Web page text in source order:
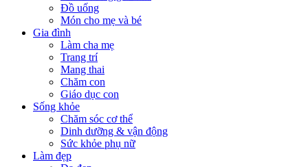
Đồ uống
Món cho mẹ và bé
Gia đình
Làm cha mẹ
Trang trí
Mang thai
Chăm con
Giáo dục con
Sống khỏe
Chăm sóc cơ thể
Dinh dưỡng & vận động
Sức khỏe phụ nữ
Làm đẹp